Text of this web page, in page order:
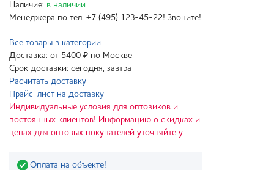
Наличие: в наличии
Менеджера по тел. +7 (495) 123-45-22! Звоните!
Все товары в категории
Доставка: от 5400 ₽ по Москве
Срок доставки: сегодня, завтра
Расчитать доставку
Прайс-лист на доставку
Индивидуальные условия для оптовиков и
постоянных клиентов! Информацию о скидках и
ценах для оптовых покупателей уточняйте у
Оплата на объекте!